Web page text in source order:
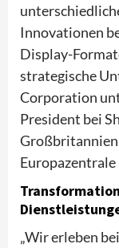
Innovationen
Display-
strategische
Corporation
President bei
Großbritannien
Europazentrale
„Wir erleben